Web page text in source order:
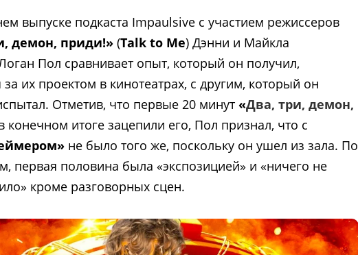
выпуске подкаста Impaulsive с участием режиссеров
демон, приди!» (Talk to Me) Дэнни и Майкла
Пол сравнивает опыт, который он получил,
их проектом в кинотеатрах, с другим, который он
Отметив, что первые 20 минут «Два, три, демон,
конечном итоге зацепили его, Пол признал, что с
не было того же, поскольку он ушел из зала. По
первая половина была «экспозицией» и «ничего не
кроме разговорных сцен.